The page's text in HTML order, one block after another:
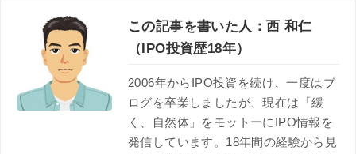
この記事を書いた人：西 和仁
（IPO投資歴18年）
2006年からIPO投資を続け、一度はブ
ログを卒業しましたが、現在は「緩
く、自然体」をモットーにIPO情報を
発信しています。18年間の経験から見